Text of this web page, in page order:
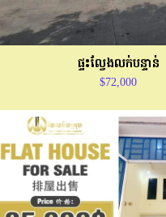
ផ្ទះល្វែងលក់បន្ទាន់
$72,000